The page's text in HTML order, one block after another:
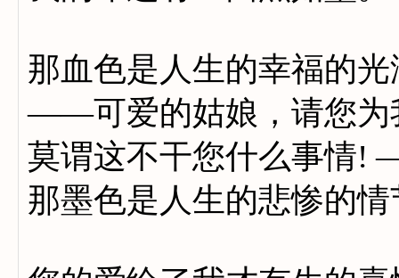
那血色是人生的幸福的光
——可爱的姑娘，请您为
莫谓这不干您什么事情
那墨色是人生的悲惨的情